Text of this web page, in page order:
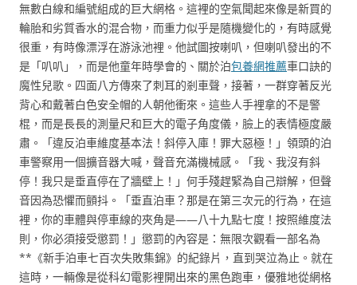
無數白線和編號組成的巨大網格。這裡的空氣聞起來像是新買的
輪胎和劣質香水的混合物，而重力似乎是隨機變化的，有時感覺
很重，有時像漂浮在游泳池裡。他試圖按喇叭，但喇叭發出的不
是「叭叭」，而是他童年時學會的、關於泊包養網推薦車口訣的
魔性兒歌。四面八方傳來了刺耳的剎車聲，接著，一群穿著反光
背心和戴著白色安全帽的人朝他衝來。這些人手裡拿的不是警
棍，而是長長的測量尺和巨大的電子角度儀，臉上的表情極度嚴
肅。「違反泊車維度基本法！斜停入庫！罪大惡極！」領頭的泊
車警察用一個擴音器大喊，聲音充滿機械感。「我、我沒有斜
停！我只是垂直停在了牆壁上！」何手殘趕緊為自己辯解，但聲
音因為恐懼而顫抖。「垂直泊車？那是在第三次元的行為，在這
裡，你的車體與停車線的夾角是——八十九點七度！按照維度法
則，你必須接受懲罰！」懲罰的內容是：無限次觀看一部名為
**《新手泊車七百次失敗集錦》的紀錄片，直到哭泣為止。就在
這時，一輛像是從科幻電影裡開出來的黑色跑車，優雅地從網格